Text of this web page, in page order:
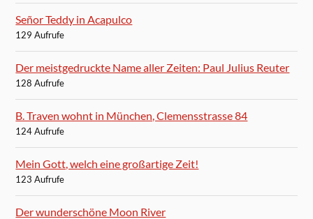
Señor Teddy in Acapulco
129 Aufrufe
Der meistgedruckte Name aller Zeiten: Paul Julius Reuter
128 Aufrufe
B. Traven wohnt in München, Clemensstrasse 84
124 Aufrufe
Mein Gott, welch eine großartige Zeit!
123 Aufrufe
Der wunderschöne Moon River